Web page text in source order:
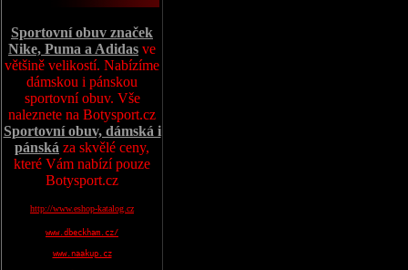
Sportovní obuv značek
Nike, Puma a Adidas ve
většině velikostí. Nabízíme
dámskou i pánskou
sportovní obuv. Vše
naleznete na Botysport.cz
Sportovní obuv, dámská i
pánská za skvělé ceny,
které Vám nabízí pouze
Botysport.cz
http://www.eshop-katalog.cz
www.dbeckham.cz/
www.naakup.cz